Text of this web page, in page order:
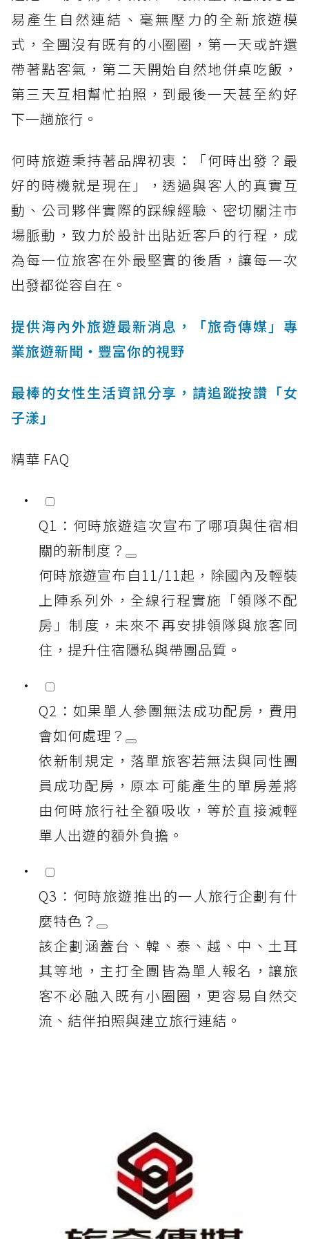
易產生自然連結、毫無壓力的全新旅遊模
式，全團沒有既有的小圈圈，第一天或許還
帶著點客氣，第二天開始自然地併桌吃飯，
第三天互相幫忙拍照，到最後一天甚至約好
下一趟旅行。
何時旅遊秉持著品牌初衷：「何時出發？最
好的時機就是現在」，透過與客人的真實互
動、公司夥伴實際的踩線經驗、密切關注市
場脈動，致力於設計出貼近客戶的行程，成
為每一位旅客在外最堅實的後盾，讓每一次
出發都從容自在。
提供海內外旅遊最新消息，「旅奇傳媒」專
業旅遊新聞‧豐富你的視野
最棒的女性生活資訊分享，請追蹤按讚「女
子漾」
精華 FAQ
Q1：何時旅遊這次宣布了哪項與住宿相
關的新制度？
何時旅遊宣布自11/11起，除國內及輕裝
上陣系列外，全線行程實施「領隊不配
房」制度，未來不再安排領隊與旅客同
住，提升住宿隱私與帶團品質。
Q2：如果單人參團無法成功配房，費用
會如何處理？
依新制規定，落單旅客若無法與同性團
員成功配房，原本可能產生的單房差將
由何時旅行社全額吸收，等於直接減輕
單人出遊的額外負擔。
Q3：何時旅遊推出的一人旅行企劃有什
麼特色？
該企劃涵蓋台、韓、泰、越、中、土耳
其等地，主打全團皆為單人報名，讓旅
客不必融入既有小圈圈，更容易自然交
流、結伴拍照與建立旅行連結。